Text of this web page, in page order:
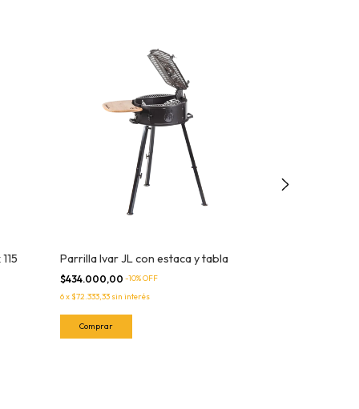
Parrilla Ivar JL con estaca y tabla
$434.000,00 -10% OFF
6x$72.333,33 sin interés